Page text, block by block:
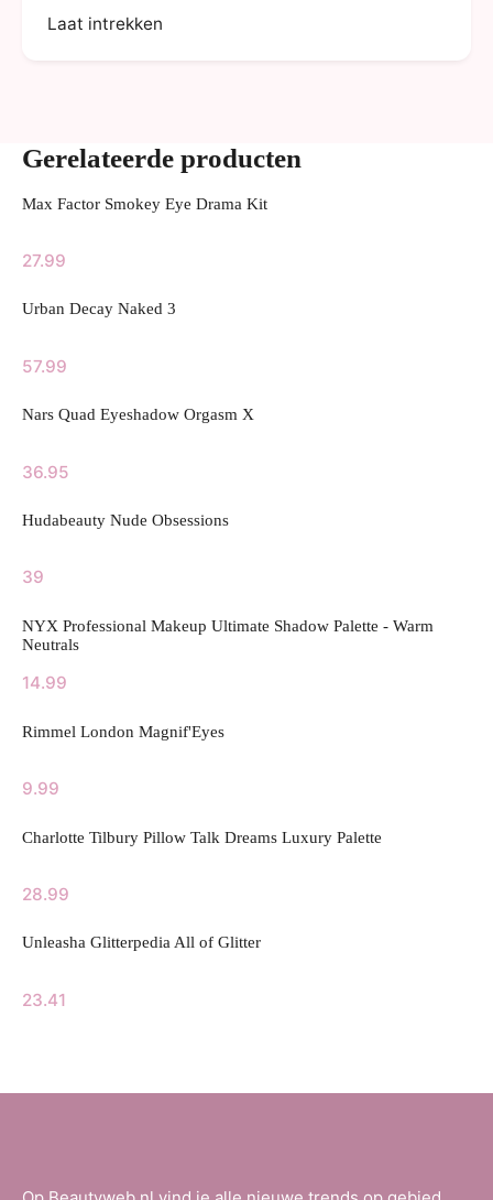
Laat intrekken
Gerelateerde producten
Max Factor Smokey Eye Drama Kit
27.99
Urban Decay Naked 3
57.99
Nars Quad Eyeshadow Orgasm X
36.95
Hudabeauty Nude Obsessions
39
NYX Professional Makeup Ultimate Shadow Palette - Warm
Neutrals
14.99
Rimmel London Magnif'Eyes
9.99
Charlotte Tilbury Pillow Talk Dreams Luxury Palette
28.99
Unleasha Glitterpedia All of Glitter
23.41